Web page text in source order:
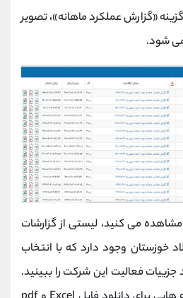
«گزارش عملکرد ماهانه»، تصویر
می شود.
مشاهده می کنید، لیستی از گزارشات
خوزستان وجود دارد که با انتخاب
جزییات فعالیت این شرکت را ببینید.